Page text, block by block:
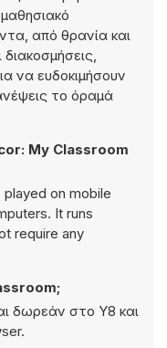
από θρανία και
να ευδοκιμήσουν
το όραμά
My Classroom
on mobile
It runs
require any
δωρεάν στο Y8 και